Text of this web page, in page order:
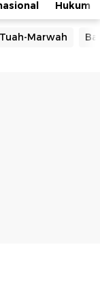
Hukum
Marwah